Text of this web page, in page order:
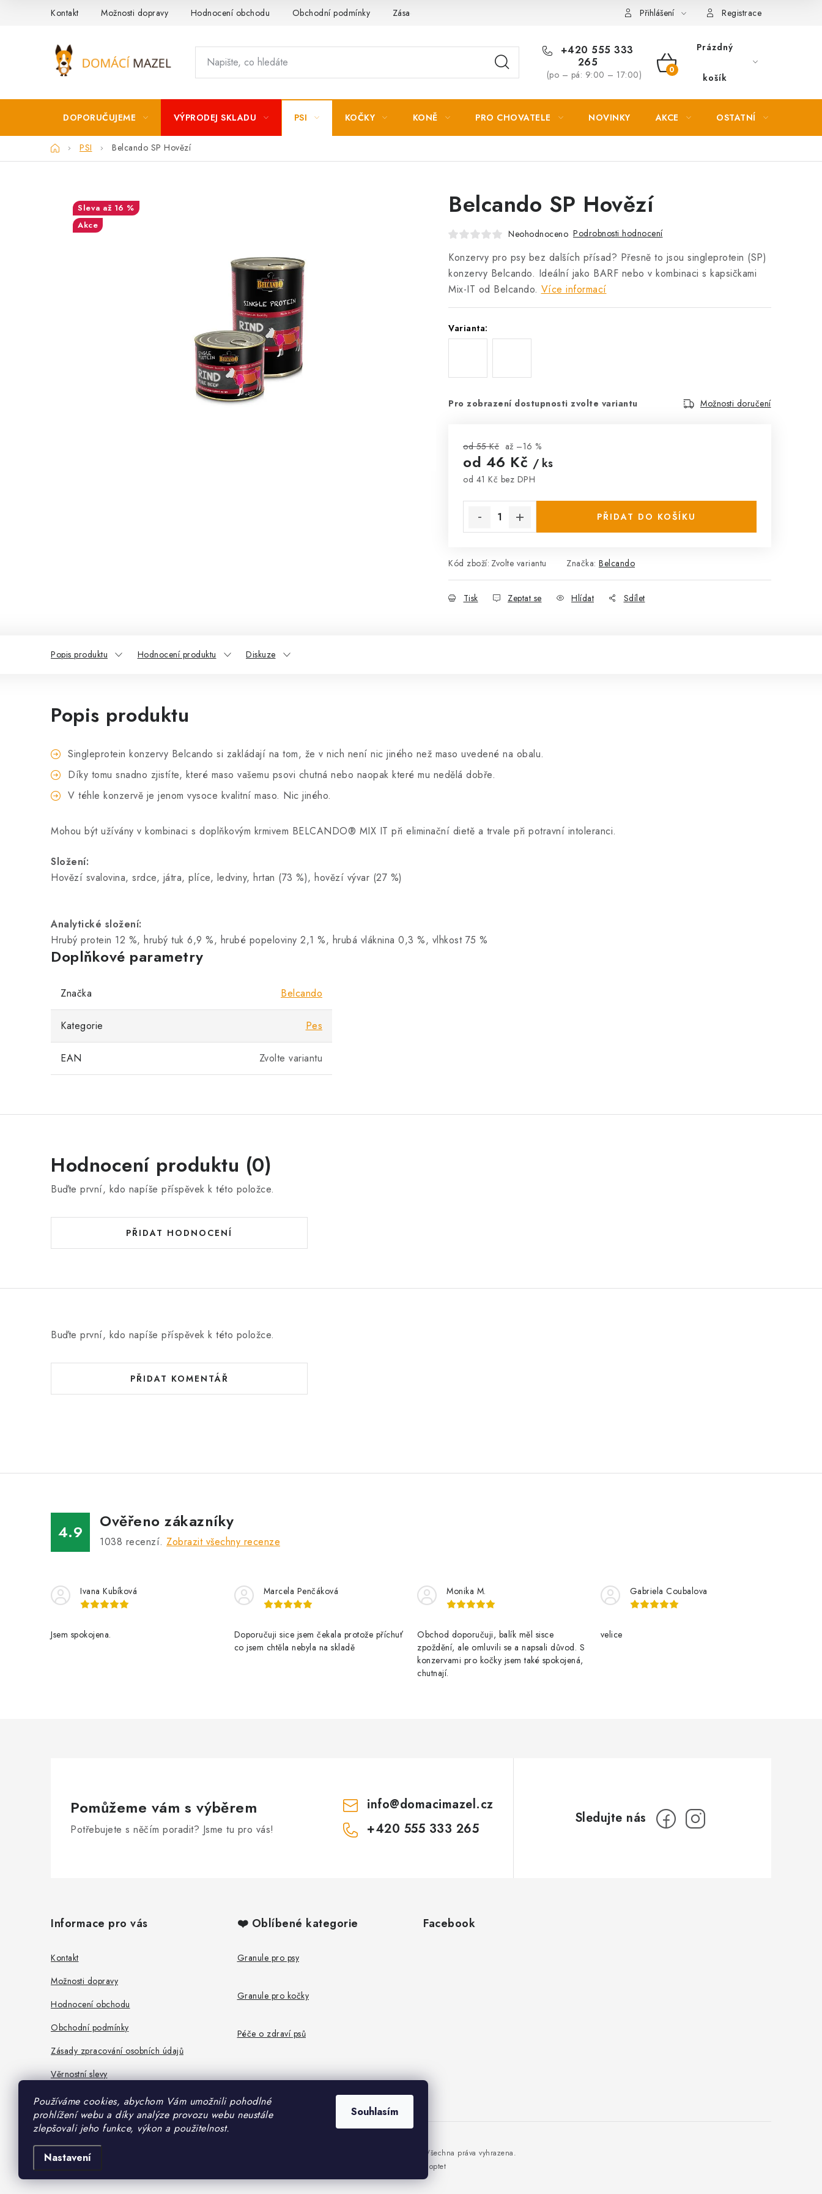
Používáme cookies, abychom Vám umožnili pohodlné
prohlížení webu a díky analýze provozu webu neustále
zlepšovali jeho funkce, výkon a použitelnost.
Nastavení
Souhlasím
Kontakt Možnosti dopravy Hodnocení obchodu Obchodní podmínky Zásady zpracování osobních údajů Přihlášení Registrace
+420 555 333
265
(po – pá: 9:00 – 17:00)
NÁKUPNÍ
Prázdný
košík
DOPORUČUJEME VÝPRODEJ SKLADU PSI KOČKY KONĚ PRO CHOVATELE NOVINKY AKCE OSTATNÍ
DomůPSI Belcando SP Hovězí
Belcando SP Hovězí
Neohodnoceno Podrobnosti hodnocení
Konzervy pro psy bez dalších přísad? Přesně to jsou singleprotein (SP)
konzervy Belcando. Ideální jako BARF nebo v kombinaci s kapsičkami
Mix-IT od Belcando. Více informací
Varianta:
Pro zobrazení dostupnosti zvolte variantu Možnosti doručení
od 55 Kč až –16 %
od 46 Kč / ks
od 41 Kč bez DPH
PŘIDAT DO KOŠÍKU
Kód zboží: Zvolte variantu Značka: Belcando
Tisk Zeptat se Hlídat Sdílet
až 16 %
Akce
Popis produktu Hodnocení produktu Diskuze
Popis produktu
Singleprotein konzervy Belcando si zakládají na tom, že v nich není nic jiného než maso uvedené na obalu.
Díky tomu snadno zjistíte, které maso vašemu psovi chutná nebo naopak které mu nedělá dobře.
V téhle konzervě je jenom vysoce kvalitní maso. Nic jiného.
Mohou být užívány v kombinaci s doplňkovým krmivem BELCANDO® MIX IT při eliminační dietě a trvale při potravní intoleranci.
Složení:
Hovězí svalovina, srdce, játra, plíce, ledviny, hrtan (73 %), hovězí vývar (27 %)
Analytické složení:
Hrubý protein 12 %, hrubý tuk 6,9 %, hrubé popeloviny 2,1 %, hrubá vláknina 0,3 %, vlhkost 75 %
Doplňkové parametry
Značka Belcando
Kategorie Pes
EAN Zvolte variantu
Hodnocení produktu (0)
Buďte první, kdo napíše příspěvek k této položce.
PŘIDAT HODNOCENÍ
Buďte první, kdo napíše příspěvek k této položce.
PŘIDAT KOMENTÁŘ
4.9
Ověřeno zákazníky
1038 recenzí. Zobrazit všechny recenze
Ivana Kubíková
Jsem spokojena.
Marcela Penčáková
Doporučuji sice jsem čekala protože příchuť
co jsem chtěla nebyla na skladě
Monika M.
Obchod doporučuji, balík měl sisce
zpoždění, ale omluvili se a napsali důvod. S
konzervami pro kočky jsem také spokojená,
chutnají.
Gabriela Coubalova
velice
Pomůžeme vám s výběrem
Potřebujete s něčím poradit? Jsme tu pro vás!
info@domacimazel.cz
+420 555 333 265
Informace pro vás
Kontakt
Možnosti dopravy
Hodnocení obchodu
Obchodní podmínky
Zásady zpracování osobních údajů
Věrnostní slevy
❤️ Oblíbené kategorie
Granule pro psy
Granule pro kočky
Péče o zdraví psů
Facebook
Vytvořil Shoptet
. Všechna práva vyhrazena.